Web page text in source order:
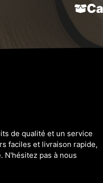
de qualité et un service
faciles et livraison rapide,
pas à nous